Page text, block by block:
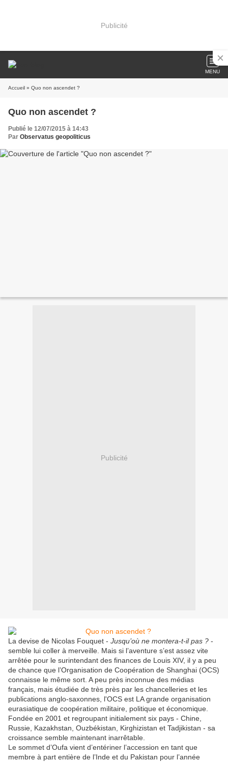
Publicité
MENU
Accueil » Quo non ascendet ?
Quo non ascendet ?
Publié le 12/07/2015 à 14:43
Par Observatus geopoliticus
Publicité
La devise de Nicolas Fouquet - Jusqu’où ne montera-t-il pas ? -
semble lui coller à merveille. Mais si l’aventure s’est assez vite
arrêtée pour le surintendant des finances de Louis XIV, il y a peu
de chance que l’Organisation de Coopération de Shanghai (OCS)
connaisse le même sort. A peu près inconnue des médias
français, mais étudiée de très près par les chancelleries et les
publications anglo-saxonnes, l'OCS est LA grande organisation
eurasiatique de coopération militaire, politique et économique.
Fondée en 2001 et regroupant initialement six pays - Chine,
Russie, Kazakhstan, Ouzbékistan, Kirghizistan et Tadjikistan - sa
croissance semble maintenant inarrêtable.
Le sommet d’Oufa vient d’entériner l’accession en tant que
membre à part entière de l’Inde et du Pakistan pour l’année